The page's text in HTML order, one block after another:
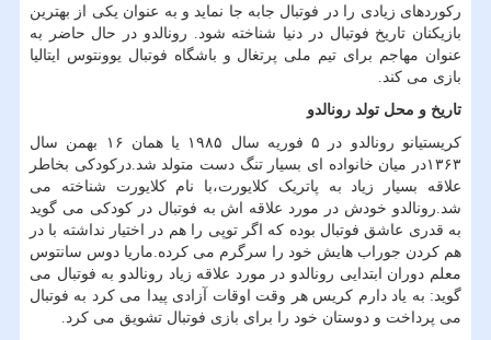
رکوردهای زیادی را در فوتبال جابه جا نماید و به عنوان یکی از بهترین
بازیکنان تاریخ فوتبال در دنیا شناخته شود. رونالدو در حال حاضر به
عنوان مهاجم برای تیم ملی پرتغال و باشگاه فوتبال یوونتوس ایتالیا
بازی می کند.
تاریخ و محل تولد رونالدو
کریستیانو رونالدو در ۵ فوریه سال ۱۹۸۵ یا همان ۱۶ بهمن سال
۱۳۶۳در میان خانواده ای بسیار تنگ دست متولد شد.درکودکی بخاطر
علاقه بسیار زیاد به پاتریک کلایورت،با نام کلایورت شناخته می
شد.رونالدو خودش در مورد علاقه اش به فوتبال در کودکی می گوید
به قدری عاشق فوتبال بوده که اگر توپی را هم در اختیار نداشته با در
هم کردن جوراب هایش خود را سرگرم می کرده.ماریا دوس سانتوس
معلم دوران ابتدایی رونالدو در مورد علاقه زیاد رونالدو به فوتبال می
گوید: به یاد دارم کریس هر وقت اوقات آزادی پیدا می کرد به فوتبال
می پرداخت و دوستان خود را برای بازی فوتبال تشویق می کرد.